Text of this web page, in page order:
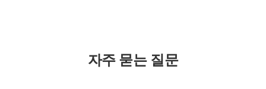
자주 묻는 질문